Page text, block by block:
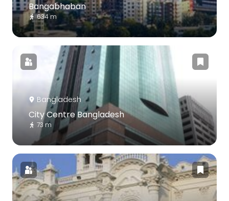
Bangabhaban
634 m
Bangladesh
City Centre Bangladesh
73 m